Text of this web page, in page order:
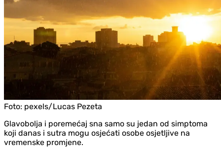
Foto: pexels/Lucas Pezeta
Glavobolja i poremećaj sna samo su jedan od simptoma
koji danas i sutra mogu osjećati osobe osjetljive na
vremenske promjene.